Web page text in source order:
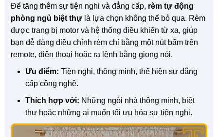
Để tăng thêm sự tiện nghi và đẳng cấp, rèm tự động
phòng ngủ biệt thự là lựa chọn không thể bỏ qua. Rèm
được trang bị motor và hệ thống điều khiển từ xa, giúp
bạn dễ dàng điều chỉnh rèm chỉ bằng một nút bấm trên
remote, điện thoại hoặc ra lệnh bằng giọng nói.
Ưu điểm: Tiện nghi, thông minh, thể hiện sự đẳng
cấp công nghệ.
Thích hợp với: Những ngôi nhà thông minh, biệt
thự hoặc những ai muốn tối ưu hóa sự tiện nghi.